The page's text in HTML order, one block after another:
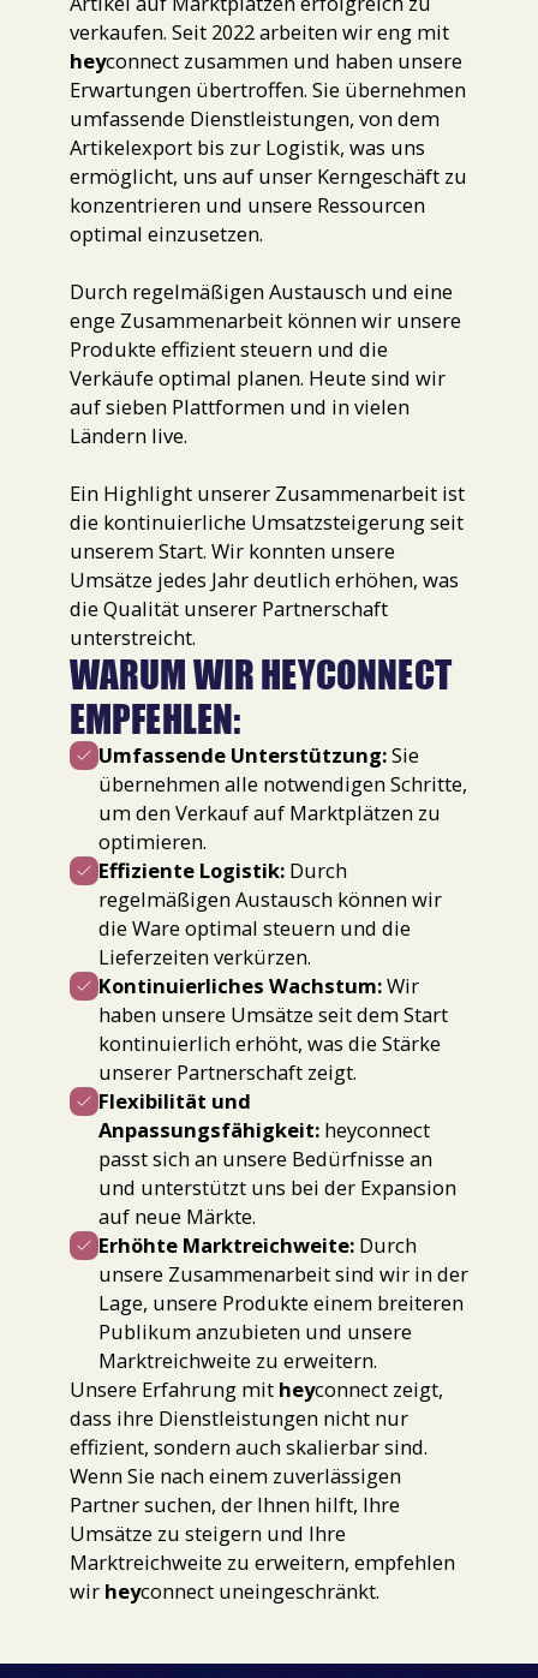
verkaufen. Seit 2022 arbeiten wir eng mit
heyconnect zusammen und haben unsere
Erwartungen übertroffen. Sie übernehmen
umfassende Dienstleistungen, von dem
Artikelexport bis zur Logistik, was uns
ermöglicht, uns auf unser Kerngeschäft zu
konzentrieren und unsere Ressourcen
optimal einzusetzen.
Durch regelmäßigen Austausch und eine
enge Zusammenarbeit können wir unsere
Produkte effizient steuern und die
Verkäufe optimal planen. Heute sind wir
auf sieben Plattformen und in vielen
Ländern live.
Ein Highlight unserer Zusammenarbeit ist
die kontinuierliche Umsatzsteigerung seit
unserem Start. Wir konnten unsere
Umsätze jedes Jahr deutlich erhöhen, was
die Qualität unserer Partnerschaft
unterstreicht.
WARUM WIR HEYCONNECT
EMPFEHLEN:
Umfassende Unterstützung:Sie
übernehmen alle notwendigen Schritte,
um den Verkauf auf Marktplätzen zu
optimieren.
Effiziente Logistik:Durch
regelmäßigen Austausch können wir
die Ware optimal steuern und die
Lieferzeiten verkürzen.
Kontinuierliches Wachstum:Wir
haben unsere Umsätze seit dem Start
kontinuierlich erhöht, was die Stärke
unserer Partnerschaft zeigt.
Flexibilität und
Anpassungsfähigkeit:heyconnect
passt sich an unsere Bedürfnisse an
und unterstützt uns bei der Expansion
auf neue Märkte.
Erhöhte Marktreichweite:Durch
unsere Zusammenarbeit sind wir in der
Lage, unsere Produkte einem breiteren
Publikum anzubieten und unsere
Marktreichweite zu erweitern.
Unsere Erfahrung mit heyconnect zeigt,
dass ihre Dienstleistungen nicht nur
effizient, sondern auch skalierbar sind.
Wenn Sie nach einem zuverlässigen
Partner suchen, der Ihnen hilft, Ihre
Umsätze zu steigern und Ihre
Marktreichweite zu erweitern, empfehlen
wir heyconnect uneingeschränkt.